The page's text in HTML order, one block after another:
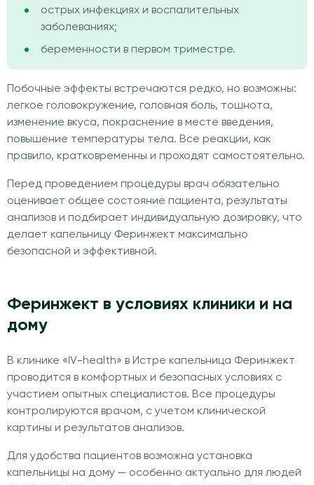
острых инфекциях и воспалительных
заболеваниях;
беременности в первом триместре.
Побочные эффекты встречаются редко, но возможны:
легкое головокружение, головная боль, тошнота,
изменение вкуса, покраснение в месте введения,
повышение температуры тела. Все реакции, как
правило, кратковременны и проходят самостоятельно.
Перед проведением процедуры врач обязательно
оценивает общее состояние пациента, результаты
анализов и подбирает индивидуальную дозировку, что
делает капельницу Феринжект максимально
безопасной и эффективной.
Феринжект в условиях клиники и на
дому
В клинике «IV-health» в Истре капельница Феринжект
проводится в комфортных и безопасных условиях с
участием опытных специалистов. Все процедуры
контролируются врачом, с учетом клинической
картины и результатов анализов.
Для удобства пациентов возможна установка
капельницы на дому — особенно актуально для людей